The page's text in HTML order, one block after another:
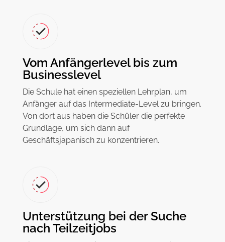
Vom Anfängerlevel bis zum
Businesslevel
Die Schule hat einen speziellen Lehrplan, um
Anfänger auf das Intermediate-Level zu bringen.
Von dort aus haben die Schüler die perfekte
Grundlage, um sich dann auf
Geschäftsjapanisch zu konzentrieren.
Unterstützung bei der Suche
nach Teilzeitjobs